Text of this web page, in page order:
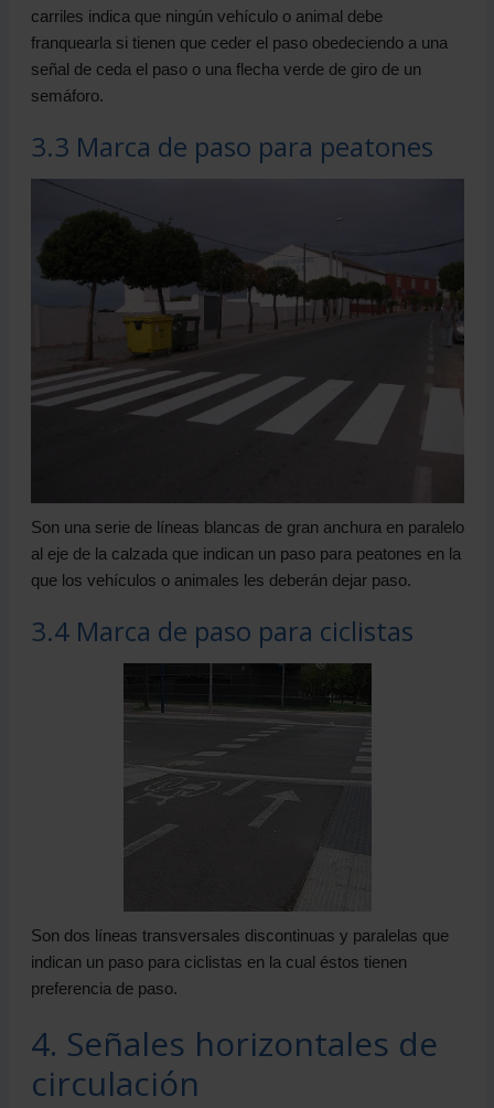
carriles indica que ningún vehículo o animal debe
franquearla si tienen que ceder el paso obedeciendo a una
señal de ceda el paso o una flecha verde de giro de un
semáforo.
3.3 Marca de paso para peatones
Son una serie de líneas blancas de gran anchura en paralelo
al eje de la calzada que indican un paso para peatones en la
que los vehículos o animales les deberán dejar paso.
3.4 Marca de paso para ciclistas
Son dos líneas transversales discontinuas y paralelas que
indican un paso para ciclistas en la cual éstos tienen
preferencia de paso.
4. Señales horizontales de
circulación